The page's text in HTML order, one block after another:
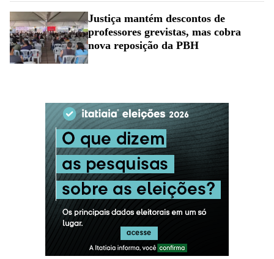
Justiça mantém descontos de
professores grevistas, mas cobra
nova reposição da PBH